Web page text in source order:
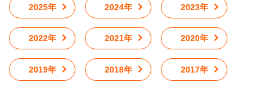
2025年 2024年 2023年
2022年 2021年 2020年
2019年 2018年 2017年